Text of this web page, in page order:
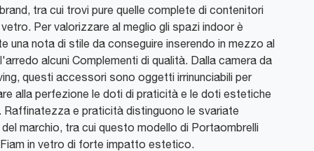
tra cui trovi pure quelle complete di contenitori
Per valorizzare al meglio gli spazi indoor è
una nota di stile da conseguire inserendo in mezzo al
alcuni Complementi di qualità. Dalla camera da
questi accessori sono oggetti irrinunciabili per
alla perfezione le doti di praticità e le doti estetiche
Raffinatezza e praticità distinguono le svariate
marchio, tra cui questo modello di Portaombrelli
in vetro di forte impatto estetico.